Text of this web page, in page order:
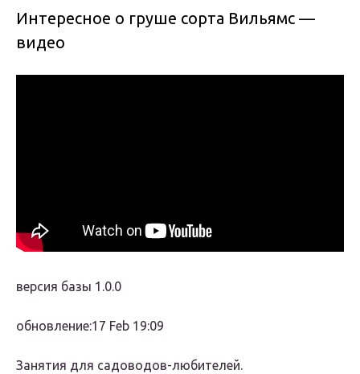
Интересное о груше сорта Вильямс —
видео
версия базы 1.0.0
обновление:17 Feb 19:09
Занятия для садоводов-любителей.